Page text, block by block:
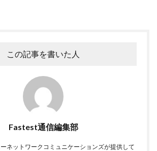
この記事を書いた人
Fastest通信編集部
ネットワークコミュニケーションズが提供して